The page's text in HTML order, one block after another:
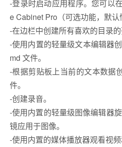
-登录时启动应用程序。您可以
e Cabinet Pro（可选功能，默认
-在边栏中创建所有喜欢的目录的
-使用内置的轻量级文本编辑器
md 文件。
-根据剪贴板上当前的文本数据
件。
-创建录音。
-使用内置的轻量级图像编辑器
镜应用于图像。
-使用内置的媒体播放器观看视频